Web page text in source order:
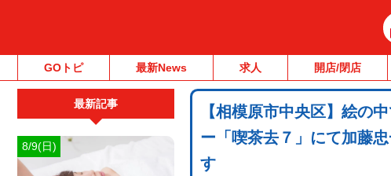
GOトピ 最新News 求人 開店/閉店
【相模原市中央区】絵の
ー「喫茶去７」にて加藤
す
最新記事
8/9(日)